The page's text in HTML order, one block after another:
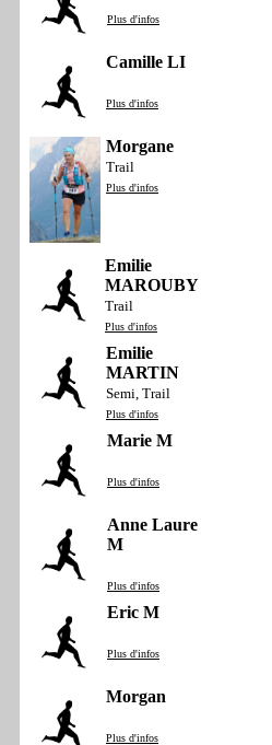
Plus d'infos
Camille LI
Plus d'infos
Morgane
Trail
Plus d'infos
Emilie
MAROUBY
Trail
Plus d'infos
Emilie
MARTIN
Semi, Trail
Plus d'infos
Marie M
Plus d'infos
Anne Laure
M
Plus d'infos
Eric M
Plus d'infos
Morgan
Plus d'infos